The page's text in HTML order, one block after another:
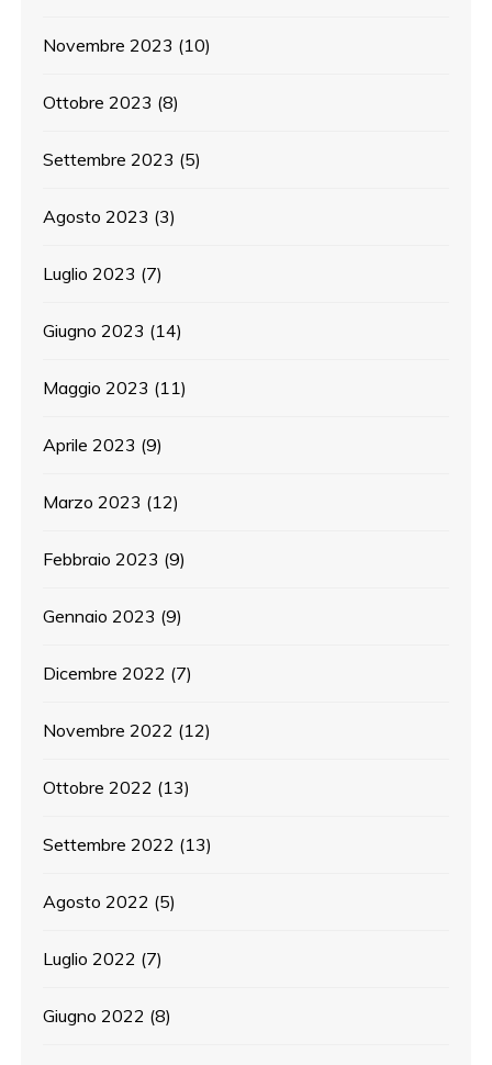
Novembre 2023 (10)
Ottobre 2023 (8)
Settembre 2023 (5)
Agosto 2023 (3)
Luglio 2023 (7)
Giugno 2023 (14)
Maggio 2023 (11)
Aprile 2023 (9)
Marzo 2023 (12)
Febbraio 2023 (9)
Gennaio 2023 (9)
Dicembre 2022 (7)
Novembre 2022 (12)
Ottobre 2022 (13)
Settembre 2022 (13)
Agosto 2022 (5)
Luglio 2022 (7)
Giugno 2022 (8)